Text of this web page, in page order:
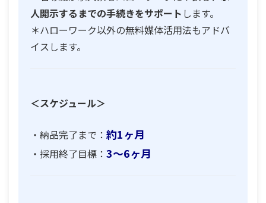
人開示するまでの手続きをサポート します。
＊ハローワーク以外の無料媒体活用法もアドバ
イスします。
＜スケジュール＞
・納品完了まで： 約1ヶ月
・採用終了目標： 3～6ヶ月